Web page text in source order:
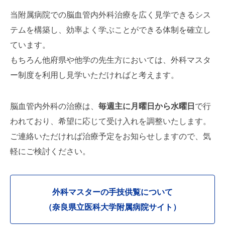
当附属病院での脳血管内外科治療を広く見学できるシス
テムを構築し、効率よく学ぶことができる体制を確立し
ています。
もちろん他府県や他学の先生方においては、外科マスタ
ー制度を利用し見学いただければと考えます。
脳血管内外科の治療は、 毎週主に月曜日から水曜日で行
われており、希望に応じて受け入れを調整いたします。
ご連絡いただければ治療予定をお知らせしますので、気
軽にご検討ください。
外科マスターの手技供覧について
（奈良県立医科大学附属病院サイト）